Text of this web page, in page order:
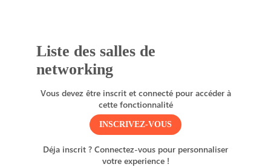
Liste des salles de
networking
Vous devez être inscrit et connecté pour accéder à
cette fonctionnalité
INSCRIVEZ-VOUS
Déja inscrit ? Connectez-vous pour personnaliser
votre experience !